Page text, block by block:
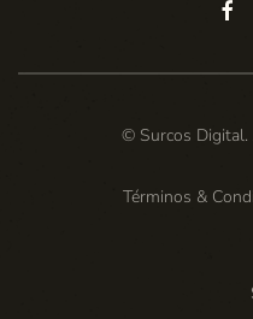
© Surcos Digital.
Términos &